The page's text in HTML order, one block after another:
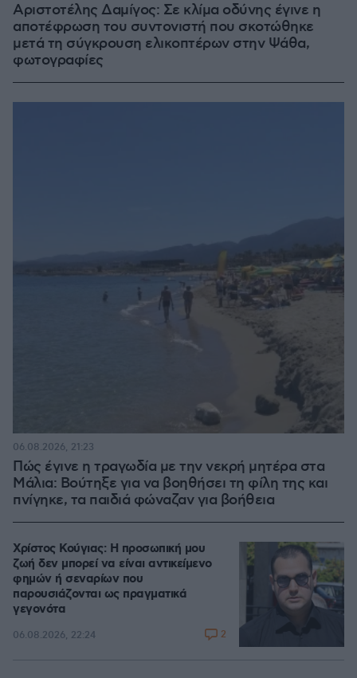
Αριστοτέλης Δαμίγος: Σε κλίμα οδύνης έγινε η
αποτέφρωση του συντονιστή που σκοτώθηκε
μετά τη σύγκρουση ελικοπτέρων στην Ψάθα,
φωτογραφίες
Πώς έγινε η τραγωδία με την νεκρή μητέρα στα
Μάλια: Βούτηξε για να βοηθήσει τη φίλη της και
πνίγηκε, τα παιδιά φώναζαν για βοήθεια
06.08.2026, 21:23
Χρίστος Κούγιας: Η προσωπική μου
ζωή δεν μπορεί να είναι αντικείμενο
φημών ή σεναρίων που
παρουσιάζονται ως πραγματικά
γεγονότα
06.08.2026, 22:24 2